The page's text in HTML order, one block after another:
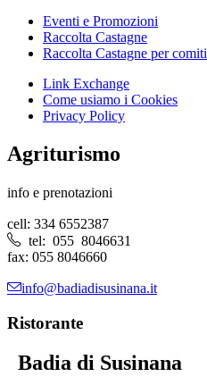
Eventi e Promozioni
Raccolta Castagne
Raccolta Castagne per
Link Exchange
Come usiamo i Cookies
Privacy Policy
Agriturismo
info e prenotazioni
cell: 334 6552387
tel: 055 8046631
fax: 055 8046660
info@badiadisusinana.it
Ristorante
Badia di Susinana